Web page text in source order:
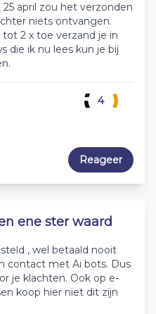
25 april zou het verzonden
niets ontvangen.
2 x toe verzand je in
die ik nu lees kun je bij
4
Reageer
ene ster waard
, wel betaald nooit
contact met Ai bots. Dus
je klachten. Ook op e-
koop hier niet dit zijn